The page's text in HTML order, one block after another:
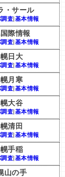
・サール
査 基本情報
際情報
査 基本情報
日大
査 基本情報
月寒
査 基本情報
大谷
査 基本情報
清田
査 基本情報
手稲
査 基本情報
山の手